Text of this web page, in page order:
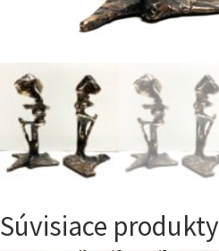
Súvisiace produkty